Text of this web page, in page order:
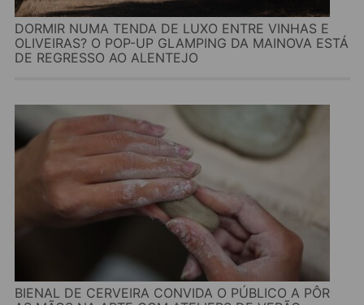
DORMIR NUMA TENDA DE LUXO ENTRE VINHAS E
OLIVEIRAS? O POP-UP GLAMPING DA MAINOVA ESTÁ
DE REGRESSO AO ALENTEJO
BIENAL DE CERVEIRA CONVIDA O PÚBLICO A PÔR